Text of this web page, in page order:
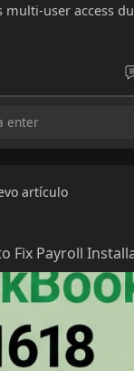
multi-user access
artículo
Fix Payroll